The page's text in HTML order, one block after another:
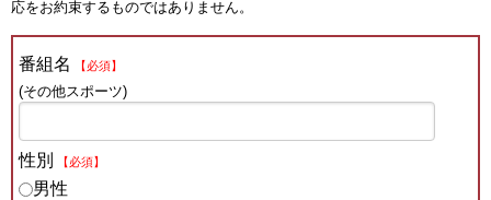
応をお約束するものではありません。
番組名 【必須】
(その他スポーツ)
性別 【必須】
男性